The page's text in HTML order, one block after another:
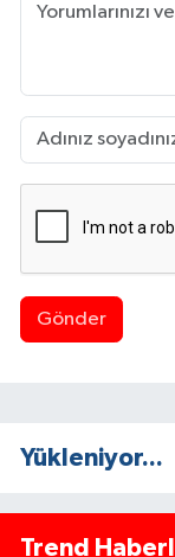
Gönder
Yükleniyor...
Trend